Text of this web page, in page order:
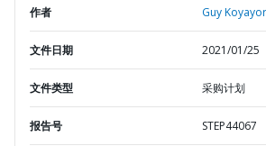
作者 Guy
文件日期 2021/01/25
文件类型 采购计划
报告号 STEP44067